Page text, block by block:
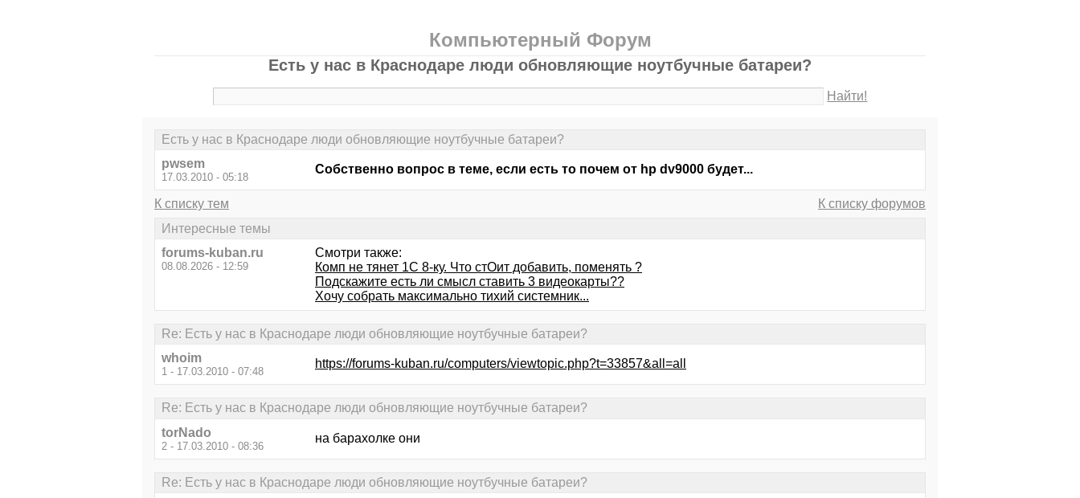
Компьютерный Форум
Есть у нас в Краснодаре люди обновляющие ноутбучные батареи?
Найти!
Есть у нас в Краснодаре люди обновляющие ноутбучные батареи?
pwsem
17.03.2010 - 05:18
Собственно вопрос в теме, если есть то почем от hp dv9000 будет...
К списку тем
К списку форумов
Интересные темы
forums-kuban.ru
08.08.2026 - 12:59
Смотри также:
Комп не тянет 1С 8-ку. Что стОит добавить, поменять ?
Подскажите есть ли смысл ставить 3 видеокарты??
Хочу собрать максимально тихий системник...
Re: Есть у нас в Краснодаре люди обновляющие ноутбучные батареи?
whoim
1 - 17.03.2010 - 07:48
https://forums-kuban.ru/computers/viewtopic.php?t=33857&all=all
Re: Есть у нас в Краснодаре люди обновляющие ноутбучные батареи?
torNado
2 - 17.03.2010 - 08:36
на барахолке они
Re: Есть у нас в Краснодаре люди обновляющие ноутбучные батареи?